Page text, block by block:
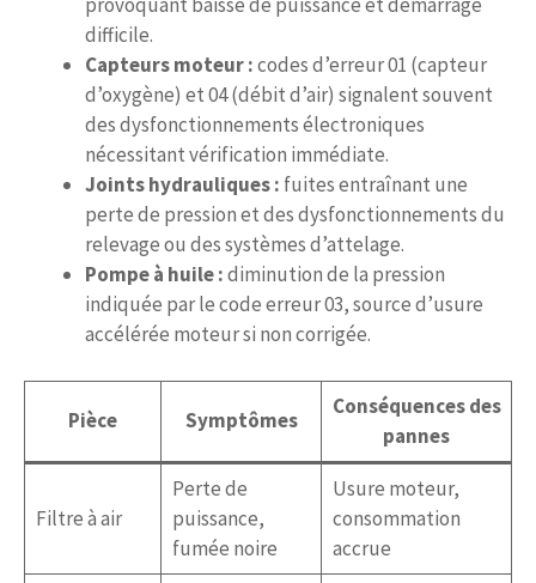
difficile.
Capteurs moteur :codes d’erreur 01 (capteur
d’oxygène) et 04 (débit d’air) signalent souvent
des dysfonctionnements électroniques
nécessitant vérification immédiate.
Joints hydrauliques : fuites entraînant une
perte de pression et des dysfonctionnements du
relevage ou des systèmes d’attelage.
Pompe à huile :diminution de la pression
indiquée par le code erreur 03, source d’usure
accélérée moteur si non corrigée.
Pièce Symptômes
Conséquences des
pannes
Filtre à air
Perte de
puissance,
fumée noire
Usure moteur,
consommation
accrue